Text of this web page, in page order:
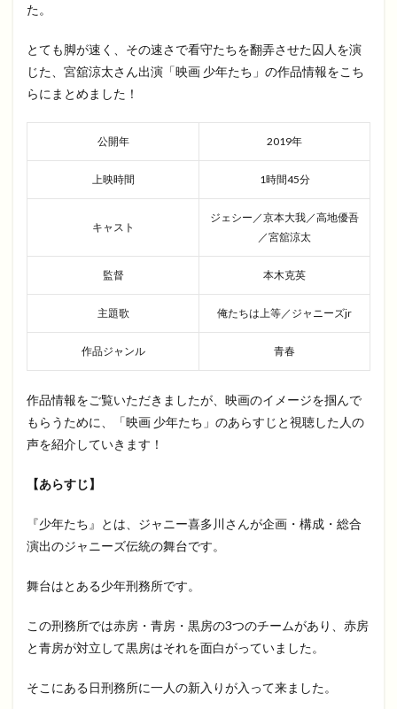
た。
とても脚が速く、その速さで看守たちを翻弄させた囚人を演
じた、宮舘涼太さん出演「映画 少年たち」の作品情報をこち
らにまとめました！
公開年 2019年
上映時間 1時間45分
キャスト
ジェシー／京本大我／高地優吾
／宮舘涼太
監督 本木克英
主題歌 俺たちは上等／ジャニーズjr
作品ジャンル 青春
作品情報をご覧いただきましたが、映画のイメージを掴んで
もらうために、「映画 少年たち」のあらすじと視聴した人の
声を紹介していきます！
【あらすじ】
『少年たち』とは、ジャニー喜多川さんが企画・構成・総合
演出のジャニーズ伝統の舞台です。
舞台はとある少年刑務所です。
この刑務所では赤房・青房・黒房の3つのチームがあり、赤房
と青房が対立して黒房はそれを面白がっていました。
そこにある日刑務所に一人の新入りが入って来ました。